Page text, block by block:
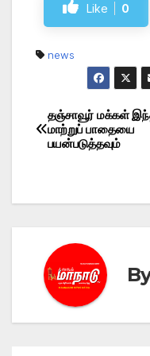
Like 0
news
Post
navigation
தஞ்சாவூர் மக்கள்
மாற்றுப் பாதையை
பயன்படுத்தவும்